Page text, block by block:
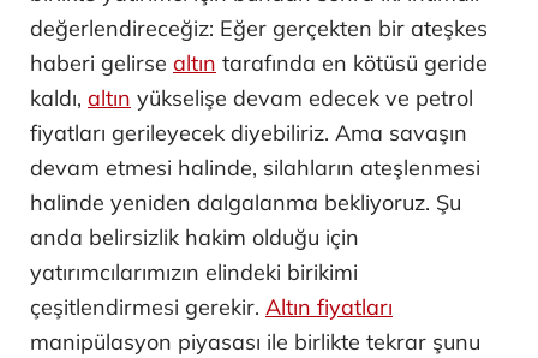
değerlendireceğiz: Eğer gerçekten bir ateşkes
haberi gelirse altın tarafında en kötüsü geride
kaldı, altın yükselişe devam edecek ve petrol
fiyatları gerileyecek diyebiliriz. Ama savaşın
devam etmesi halinde, silahların ateşlenmesi
halinde yeniden dalgalanma bekliyoruz. Şu
anda belirsizlik hakim olduğu için
yatırımcılarımızın elindeki birikimi
çeşitlendirmesi gerekir. Altın fiyatları
manipülasyon piyasası ile birlikte tekrar şunu